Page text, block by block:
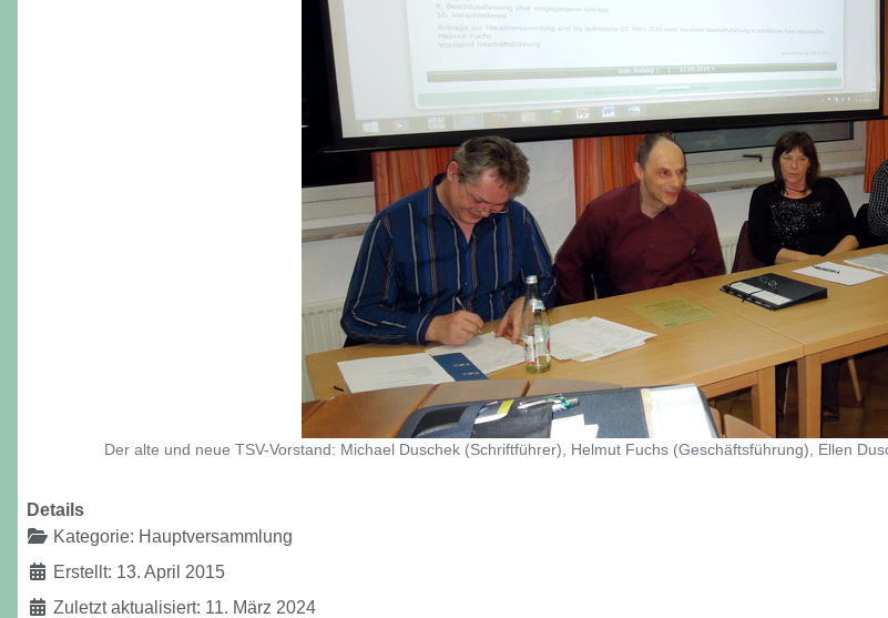
Der alte und neue TSV-Vorstand: Michael Duschek (Schriftführer), Helmut Fuchs (Geschäftsführung), Ellen
Details
Kategorie: Hauptversammlung
Erstellt: 13. April 2015
Zuletzt aktualisiert: 11. März 2024